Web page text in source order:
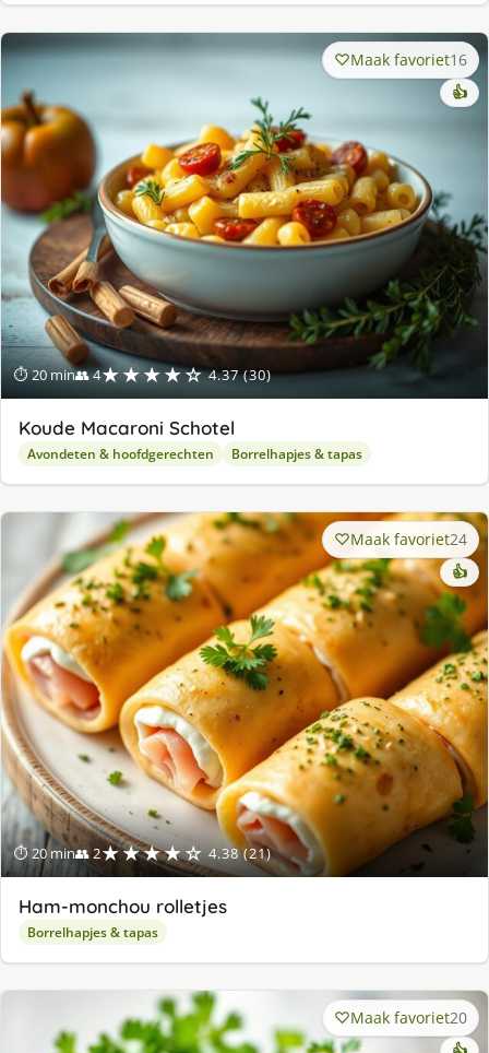
⏱ 20 min👥 4★★★★☆ 4.37 (30)
Maak favoriet16
👍
Koude Macaroni Schotel
Avondeten & hoofdgerechten Borrelhapjes & tapas
⏱ 20 min👥 2★★★★☆ 4.38 (21)
Maak favoriet24
👍
Ham-monchou rolletjes
Borrelhapjes & tapas
Maak favoriet20